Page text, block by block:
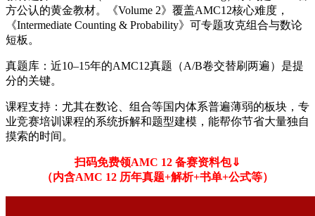
方公认的黄金教材。《Volume 2》覆盖AMC12核心难度，
《Intermediate Counting & Probability》可专题攻克组合与数论
短板。
真题库：近10–15年的AMC12真题（A/B卷交替刷两遍）是提
分的关键。
课程支持：尤其在数论、组合等国内体系普遍薄弱的板块，专
业竞赛培训课程的系统拆解和题型建模，能帮你节省大量独自
摸索的时间。
扫码免费领AMC 12 备赛资料包⇓
（内含AMC 12 历年真题+解析+书单+公式等）